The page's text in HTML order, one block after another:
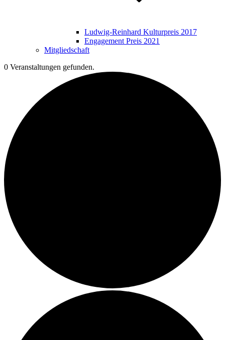
Ludwig-Reinhard Kulturpreis 2017
Engagement Preis 2021
Mitgliedschaft
0 Veranstaltungen gefunden.